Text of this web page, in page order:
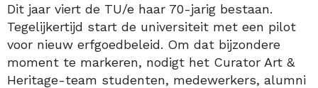
Dit jaar viert de TU/e haar 70-jarig bestaan.
Tegelijkertijd start de universiteit met een pilot
voor nieuw erfgoedbeleid. Om dat bijzondere
moment te markeren, nodigt het Curator Art &
Heritage-team studenten, medewerkers, alumni